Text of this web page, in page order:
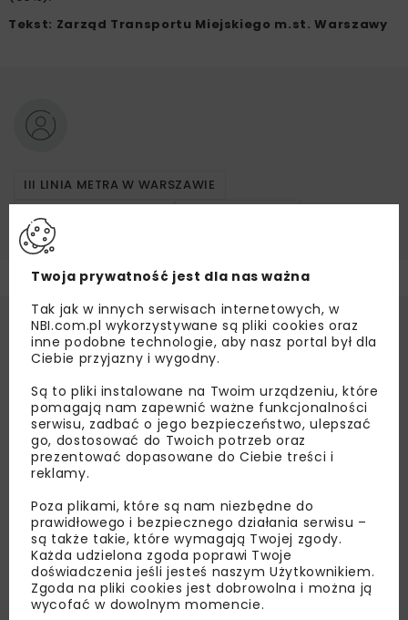
Tekst: Zarząd Transportu Miejskiego m.st. Warszawy
III LINIA METRA W WARSZAWIE
Twoja prywatność jest dla nas ważna
Tak jak w innych serwisach internetowych, w
NBI.com.pl wykorzystywane są pliki cookies oraz
inne podobne technologie, aby nasz portal był dla
Ciebie przyjazny i wygodny.
Są to pliki instalowane na Twoim urządzeniu, które
pomagają nam zapewnić ważne funkcjonalności
serwisu, zadbać o jego bezpieczeństwo, ulepszać
go, dostosować do Twoich potrzeb oraz
prezentować dopasowane do Ciebie treści i
reklamy.
Poza plikami, które są nam niezbędne do
prawidłowego i bezpiecznego działania serwisu –
są także takie, które wymagają Twojej zgody.
Każda udzielona zgoda poprawi Twoje
doświadczenia jeśli jesteś naszym Użytkownikiem.
Zgoda na pliki cookies jest dobrowolna i można ją
wycofać w dowolnym momencie.